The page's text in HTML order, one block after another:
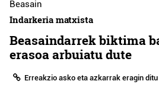
Beasain
Indarkeria matxista
Beasaindarrek biktima
erasoa arbuiatu dute
Erreakzio asko eta azkarrak eragin